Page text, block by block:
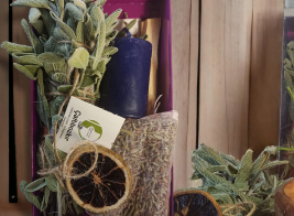
HABERLER
İLETİŞİM
SEPET(0)
GİRİŞ / KAYIT